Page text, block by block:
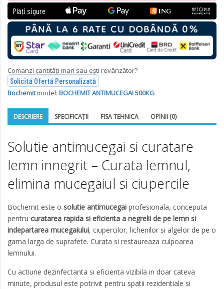
Plăți sigure
Comanzi cantități mari sau ești revânzător?
Solicită Ofertă Personalizată
Bochemitmodel: BOCHEMIT ANTIMUCEGAI 500KG
DESCRIERE SPECIFICAŢII FISA TEHNICA OPINII (0)
Solutie antimucegai si curatare
lemn innegrit – Curata lemnul,
elimina mucegaiul si ciupercile
Bochemit este o solutie antimucegai profesionala, conceputa
pentru curatarea rapida si eficienta a negrelii de pe lemn si
indepartarea mucegaiului, ciupercilor, lichenilor si algelor de pe o
gama larga de suprafete. Curata si restaureaza culpoarea
lemnului.
Cu actiune dezinfectanta si eficienta vizibila in doar cateva
minute, produsul este potrivit pentru spatii rezidentiale si